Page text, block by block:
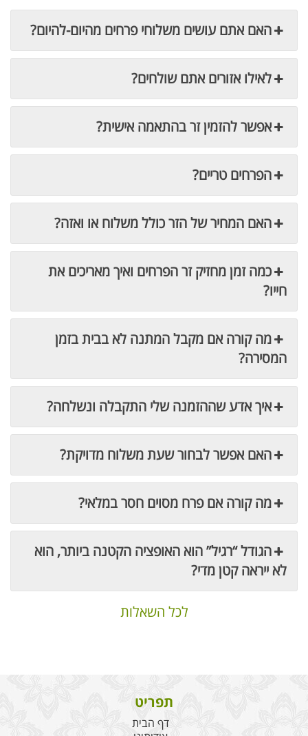
האם אתם עושים משלוחי פרחים מהיום-להיום?
לאילו אזורים אתם שולחים?
אפשר להזמין זר בהתאמה אישית?
הפרחים טריים?
האם המחיר של הזר כולל משלוח או ואזה?
כמה זמן מחזיק זר הפרחים ואיך מאריכים את
חייו?
מה קורה אם מקבל המתנה לא בבית בזמן
המסירה?
איך אדע שההזמנה שלי התקבלה ונשלחה?
האם אפשר לבחור שעת משלוח מדויקת?
מה קורה אם פרח מסוים חסר במלאי?
הגודל “רגיל” הוא האופציה הקטנה ביותר, הוא
לא ייראה קטן מדי?
לכל השאלות
תפריט
דף הבית